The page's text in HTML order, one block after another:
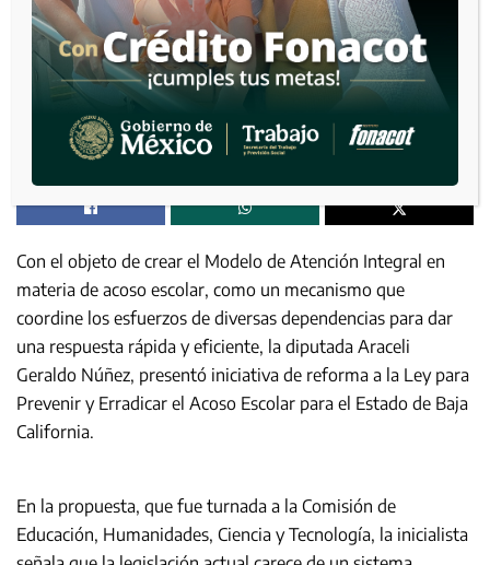
Con el objeto de crear el Modelo de Atención Integral en
materia de acoso escolar, como un mecanismo que
coordine los esfuerzos de diversas dependencias para dar
una respuesta rápida y eficiente, la diputada Araceli
Geraldo Núñez, presentó iniciativa de reforma a la Ley para
Prevenir y Erradicar el Acoso Escolar para el Estado de Baja
California.
En la propuesta, que fue turnada a la Comisión de
Educación, Humanidades, Ciencia y Tecnología, la inicialista